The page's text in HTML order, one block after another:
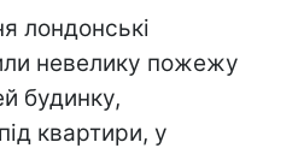
лондонські
невелику пожежу
будинку,
квартири, у